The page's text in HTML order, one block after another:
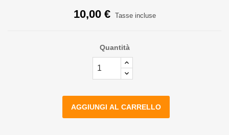
10,00 € Tasse incluse
Quantità
AGGIUNGI AL CARRELLO